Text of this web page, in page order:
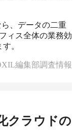
、データの二重
ィス全体の業務効
。
編集部調査情報
クラウドの